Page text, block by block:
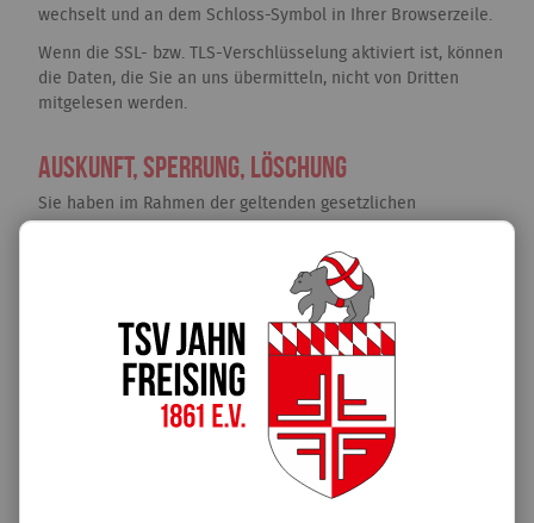
wechselt und an dem Schloss-Symbol in Ihrer Browserzeile.
Wenn die SSL- bzw. TLS-Verschlüsselung aktiviert ist, können
die Daten, die Sie an uns übermitteln, nicht von Dritten
mitgelesen werden.
Auskunft, Sperrung, Löschung
Sie haben im Rahmen der geltenden gesetzlichen
Auskunft über Ihre gespeicherten personenbezogenen Daten,
deren Herkunft und Empfänger und den Zweck der
Datenverarbeitung und ggf. ein Recht auf Berichtigung,
Sperrung oder Löschung dieser Daten. Hierzu sowie zu
weiteren Fragen zum Thema personenbezogene Daten
können Sie sich jederzeit unter der im Impressum
angegebenen Adresse an uns wenden.
Widerspruch gegen Werbe-Mails
Der Nutzung von im Rahmen der Impressumspflicht